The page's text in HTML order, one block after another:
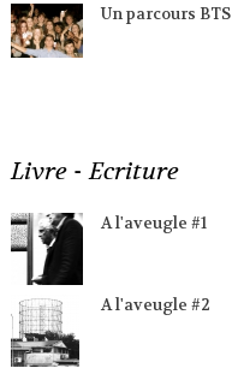
Un parcours BTS
Livre - Ecriture
A l'aveugle #1
A l'aveugle #2